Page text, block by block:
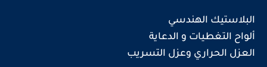
البلاستيك الهندسي
ألواح التغطيات و الدعاية
العزل الحراري وعزل التسريب